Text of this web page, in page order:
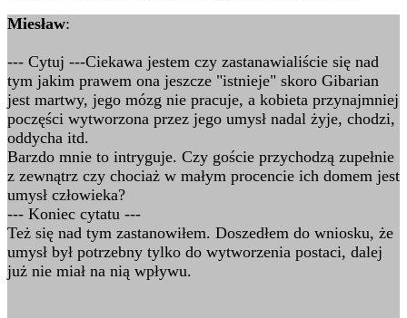
Miesław:
--- Cytuj ---Ciekawa jestem czy zastanawialiście się nad
tym jakim prawem ona jeszcze "istnieje" skoro Gibarian
jest martwy, jego mózg nie pracuje, a kobieta przynajmniej
poczęści wytworzona przez jego umysł nadal żyje, chodzi,
oddycha itd.
Barzdo mnie to intryguje. Czy goście przychodzą zupełnie
z zewnątrz czy chociaż w małym procencie ich domem jest
umysł człowieka?
--- Koniec cytatu ---
Też się nad tym zastanowiłem. Doszedłem do wniosku, że
umysł był potrzebny tylko do wytworzenia postaci, dalej
już nie miał na nią wpływu.